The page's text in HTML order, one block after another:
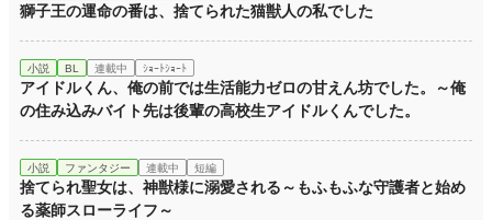
獅子王の運命の番は、捨てられた猫獣人の私でした
小説 BL 連載中 ｼｮｰﾄｼｮｰﾄ
アイドルくん、俺の前では生活能力ゼロの甘えん坊でした。～俺
の住み込みバイト先は後輩の高校生アイドルくんでした。
小説 ファンタジー 連載中 短編
捨てられ聖女は、神獣様に溺愛される～もふもふな守護者と始め
る薬師スローライフ～